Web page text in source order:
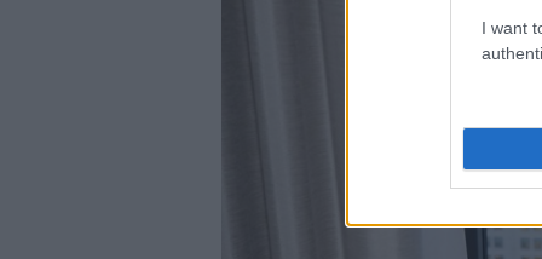
I want